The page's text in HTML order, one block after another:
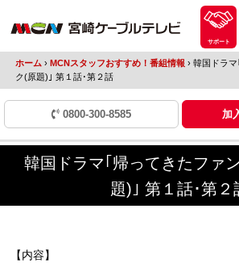
サポート
ホーム › MCNスタッフおすすめ！番組情報 ›韓国ドラマ
ク(原題)｣ 第１話･第２話
0800-300-8585 加
韓国ドラマ｢帰ってきたファ
題)｣ 第１話･第２
【内容】